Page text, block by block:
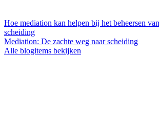
Hoe mediation kan helpen bij het beheersen
scheiding
Mediation: De zachte weg naar scheiding
Alle blogitems bekijken